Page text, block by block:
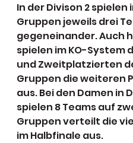
In der Divison 2 spielen
Gruppen jeweils drei
gegeneinander. Auch
spielen im KO-System
und Zweitplatzierten
Gruppen die weiteren
aus. Bei den Damen in
spielen 8 Teams auf
Gruppen verteilt die
im Halbfinale aus.